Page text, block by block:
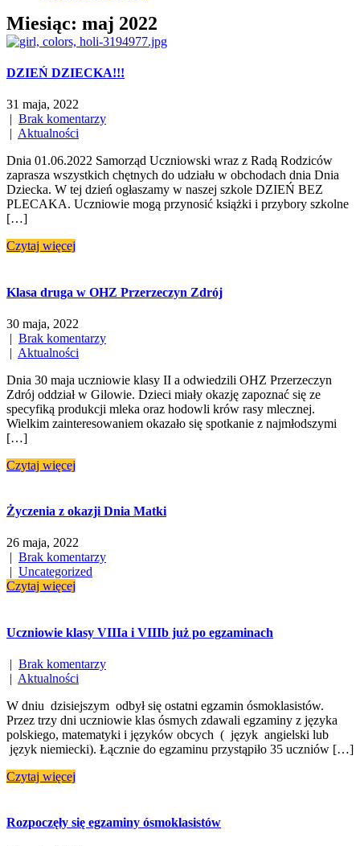
Miesiąc: maj 2022
DZIEŃ DZIECKA!!!
31 maja, 2022
| Brak komentarzy
| Aktualności
Dnia 01.06.2022 Samorząd Uczniowski wraz z Radą Rodziców
zaprasza wszystkich chętnych do udziału w obchodach dnia Dnia
Dziecka. W tej dzień ogłaszamy w naszej szkole DZIEŃ BEZ
PLECAKA. Uczniowie mogą przynosić książki i przybory szkolne
[…]
Czytaj więcej
Klasa druga w OHZ Przerzeczyn Zdrój
30 maja, 2022
| Brak komentarzy
| Aktualności
Dnia 30 maja uczniowie klasy II a odwiedzili OHZ Przerzeczyn
Zdrój oddział w Gilowie. Dzieci miały okazję zapoznać się ze
specyfiką produkcji mleka oraz hodowli krów rasy mlecznej.
Wielkim zainteresowaniem okazało się spotkanie z najmłodszymi
[…]
Czytaj więcej
Życzenia z okazji Dnia Matki
26 maja, 2022
| Brak komentarzy
| Uncategorized
Czytaj więcej
Uczniowie klasy VIIIa i VIIIb już po egzaminach
| Brak komentarzy
| Aktualności
W dniu dzisiejszym odbył się ostatni egzamin ósmoklasistów.
Przez trzy dni uczniowie klas ósmych zdawali egzaminy z języka
polskiego, matematyki i języków obcych ( język angielski lub
język niemiecki). Łącznie do egzaminu przystąpiło 35 uczniów […]
Czytaj więcej
Rozpoczęły się egzaminy ósmoklasistów